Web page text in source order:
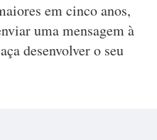
em cinco anos,
uma mensagem à
desenvolver o seu